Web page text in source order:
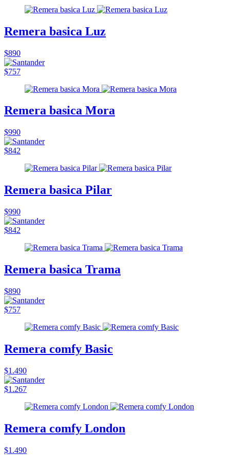
Remera basica Luz
$890
$757
Remera basica Mora
$990
$842
Remera basica Pilar
$990
$842
Remera basica Trama
$890
$757
Remera comfy Basic
$1.490
$1.267
Remera comfy London
$1.490